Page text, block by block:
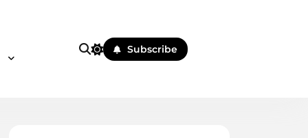
Subscribe